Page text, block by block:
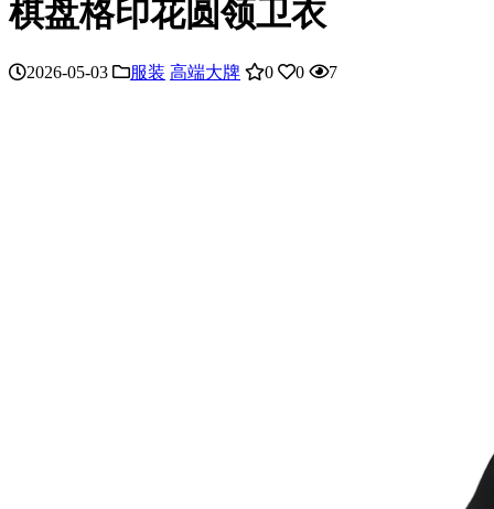
棋盘格印花圆领卫衣
2026-05-03 服装 高端大牌 0 0 7